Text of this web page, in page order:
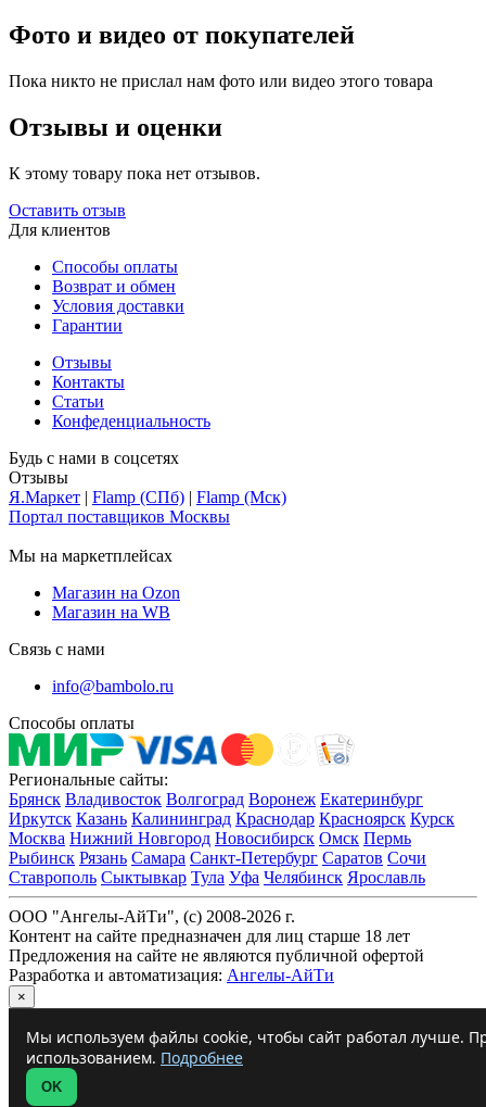
Фото и видео от покупателей
Пока никто не прислал нам фото или видео этого товара
Отзывы и оценки
К этому товару пока нет отзывов.
Оставить отзыв
Для клиентов
Способы оплаты
Возврат и обмен
Условия доставки
Гарантии
Отзывы
Контакты
Статьи
Конфеденциальность
Будь с нами в соцсетях
Отзывы
Я.Маркет | Flamp (СПб) | Flamp (Мск)
Портал поставщиков Москвы
Мы на маркетплейсах
Магазин на Ozon
Магазин на WB
Связь с нами
info@bambolo.ru
Способы оплаты
Региональные сайты:
Брянск Владивосток Волгоград Воронеж Екатеринбург
Иркутск Казань Калининград Краснодар Красноярск Курск
Москва Нижний Новгород Новосибирск Омск Пермь
Рыбинск Рязань Самара Санкт-Петербург Саратов Сочи
Ставрополь Сыктывкар Тула Уфа Челябинск Ярославль
ООО "Ангелы-АйТи", (c) 2008-2026 г.
Контент на сайте предназначен для лиц старше 18 лет
Предложения на сайте не являются публичной офертой
Разработка и автоматизация: Ангелы-АйТи
×
Мы используем файлы cookie, чтобы сайт работал лучше.
использованием. Подробнее
OK